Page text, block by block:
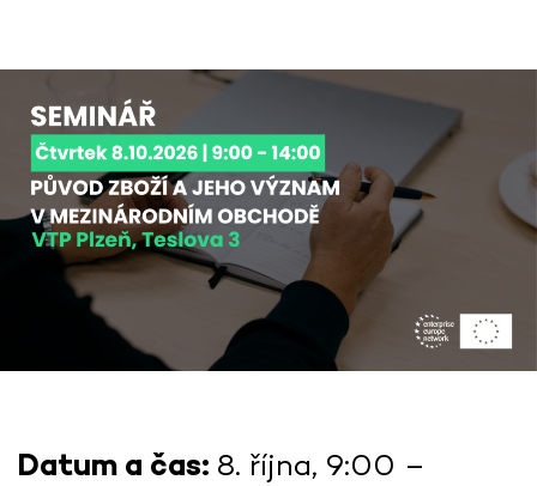
Datum a čas: 8. října, 9:00 –